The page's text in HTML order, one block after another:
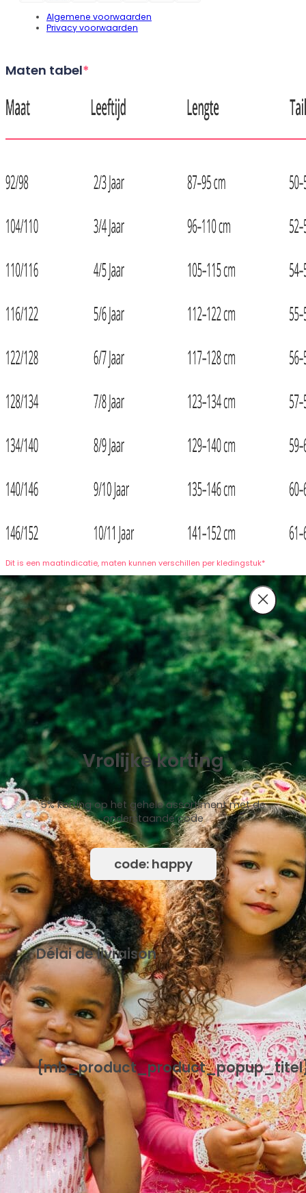
Algemene voorwaarden
Privacy voorwaarden
Maten tabel*
Dit is een maatindicatie, maten kunnen verschillen per kledingstuk*
Vrolijke korting
5% korting op het gehele assortiment met de
onderstaande code
code: happy
Délai de livraison
{mb_levertijd-uitleg_uitleg_standaard_levertijd}
{mb_product_product_handleiding}